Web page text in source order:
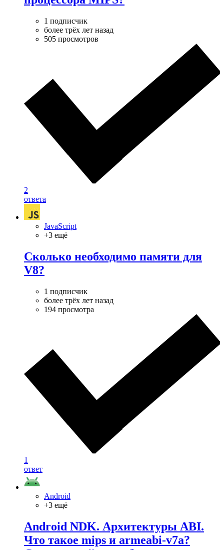
1 подписчик
более трёх лет назад
505 просмотров
2
ответа
JavaScript
+3 ещё
Сколько необходимо памяти для
V8?
1 подписчик
более трёх лет назад
194 просмотра
1
ответ
Android
+3 ещё
Android NDK. Архитектуры ABI.
Что такое mips и armeabi-v7a?